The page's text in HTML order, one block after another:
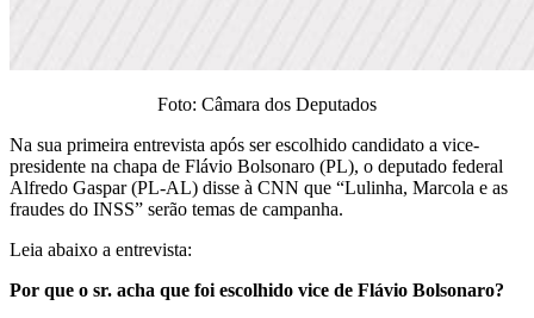
Foto: Câmara dos Deputados
Na sua primeira entrevista após ser escolhido candidato a vice-
presidente na chapa de Flávio Bolsonaro (PL), o deputado federal
Alfredo Gaspar (PL-AL) disse à CNN que “Lulinha, Marcola e as
fraudes do INSS” serão temas de campanha.
Leia abaixo a entrevista:
Por que o sr. acha que foi escolhido vice de Flávio Bolsonaro?